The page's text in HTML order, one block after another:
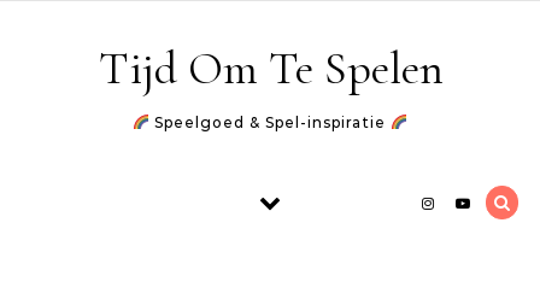
Tijd Om Te Spelen
Speelgoed & Spel-inspiratie